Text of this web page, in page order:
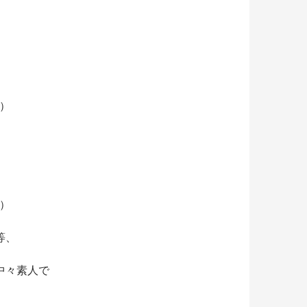
々素人で